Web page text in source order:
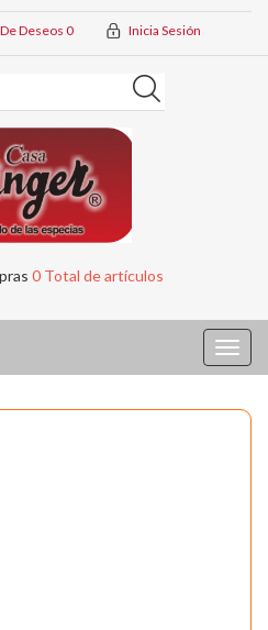
Deseos 0 Inicia Sesión
0 Total de artículos